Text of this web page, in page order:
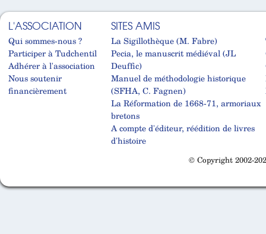
L'ASSOCIATION
Qui sommes-nous ?
Participer à Tudchentil
Adhérer à l'association
Nous soutenir
financièrement
SITES AMIS
La Sigillothèque (M. Fabre)
Pecia, le manuscrit médiéval (JL
Deuffic)
Manuel de méthodologie historique
(SFHA, C. Fagnen)
La Réformation de 1668-71, armoriaux
bretons
A compte d'éditeur, réédition de livres
d'histoire
© Copyright 2002-